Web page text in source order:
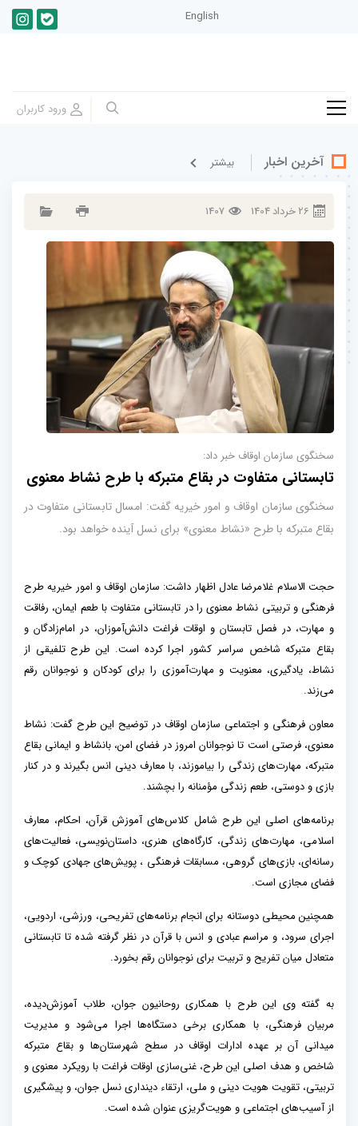
English
آخرین اخبار بيشتر
26خرداد1404
1407
سخنگوی سازمان اوقاف خبر داد:
تابستانی متفاوت در بقاع متبرکه با طرح نشاط معنوی
سخنگوی سازمان اوقاف و امور خیریه گفت: امسال تابستانی متفاوت در
بقاع متبرکه با طرح «نشاط معنوی» برای نسل آینده خواهد بود.
حجت الاسلام غلامرضا عادل اظهار داشت: سازمان اوقاف و امور خیریه طرح
فرهنگی و تربیتی نشاط معنوی را در تابستانی متفاوت با طعم ایمان، رفاقت
و مهارت، در فصل تابستان و اوقات فراغت دانش‌آموزان، در امام‌زادگان و
بقاع متبرکه شاخص سراسر کشور اجرا کرده است. این طرح تلفیقی از
نشاط، یادگیری، معنویت و مهارت‌آموزی را برای کودکان و نوجوانان رقم
می‌زند.
معاون فرهنگی و اجتماعی سازمان اوقاف در توضیح این طرح گفت: نشاط
معنوی، فرصتی است تا نوجوانان امروز در فضای امن، بانشاط و ایمانی بقاع
متبرکه، مهارت‌های زندگی را بیاموزند، با معارف دینی انس بگیرند و در کنار
بازی و دوستی، طعم زندگی مؤمنانه را بچشند.
برنامه‌های اصلی این طرح شامل کلاس‌های آموزش قرآن، احکام، معارف
اسلامی، مهارت‌های زندگی، کارگاه‌های هنری، داستان‌نویسی، فعالیت‌های
رسانه‌ای، بازی‌های گروهی، مسابقات فرهنگی ، پویش‌های جهادی کوچک و
فضای مجازی است.
همچنین محیطی دوستانه برای انجام برنامه‌های تفریحی، ورزشی، اردویی،
اجرای سرود، و مراسم عبادی و انس با قرآن در نظر گرفته شده تا تابستانی
متعادل میان تفریح و تربیت برای نوجوانان رقم بخورد.
به گفته وی این طرح با همکاری روحانیون جوان، طلاب آموزش‌دیده،
مربیان فرهنگی، با همکاری برخی دستگاه‌ها اجرا می‌شود و مدیریت
میدانی آن بر عهده ادارات اوقاف در سطح شهرستان‌ها و بقاع متبرکه
شاخص و هدف اصلی این طرح، غنی‌سازی اوقات فراغت با رویکرد معنوی و
تربیتی، تقویت هویت دینی و ملی، ارتقاء دینداری نسل جوان، و پیشگیری
از آسیب‌های اجتماعی و هویت‌گریزی عنوان شده است.